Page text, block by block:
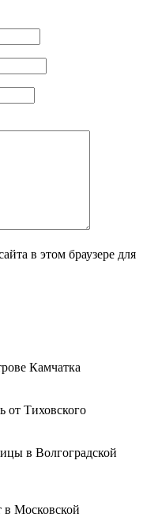
в этом браузере для
Камчатка
от Тиховского
в Волгоградской
в Московской